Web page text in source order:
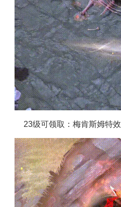
23级可领取：梅肯斯姆特效